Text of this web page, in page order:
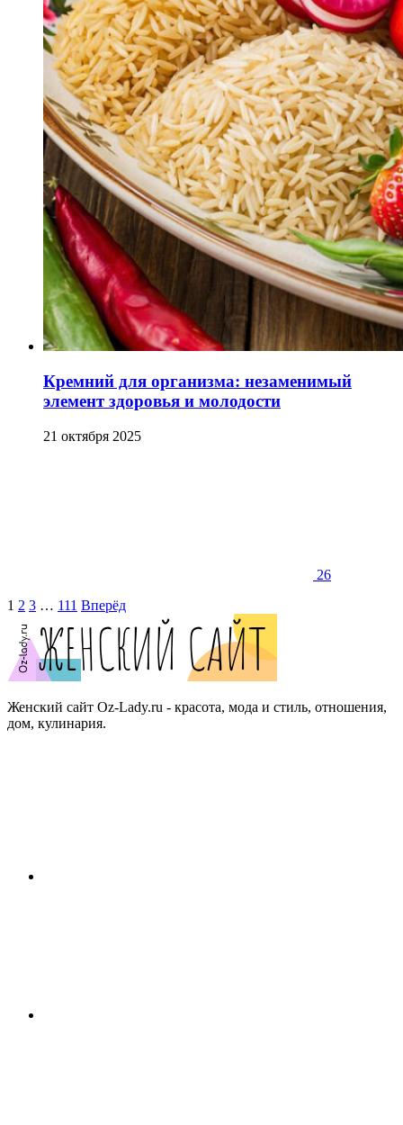
Кремний для организма: незаменимый
элемент здоровья и молодости
21 октября 2025
26
1 2 3 … 111 Вперёд
Женский
сайт
Женский сайт Oz-Lady.ru - красота, мода и стиль, отношения,
дом, кулинария.